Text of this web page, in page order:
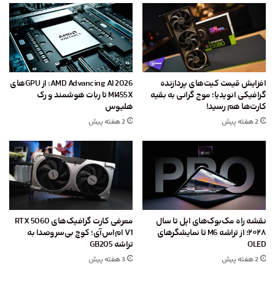
افزایش قیمت کیت‌های پردازنده
گرافیکی انویدیا؛ موج گرانی به بقیه
کارت‌ها هم رسید!
2 هفته پیش
AMD Advancing AI 2026: از GPU‌های
MI455X تا ربات هوشمند و رک
هلیوس
2 هفته پیش
نقشه راه مک‌بوک‌های اپل تا سال
۲۰۲۸؛ از تراشه M6 تا نمایشگرهای
OLED
2 هفته پیش
معرفی کارت گرافیک‌های RTX 5060
V1 ام‌اس‌آی؛ کوچ بی‌سروصدا به
تراشه GB205
3 هفته پیش